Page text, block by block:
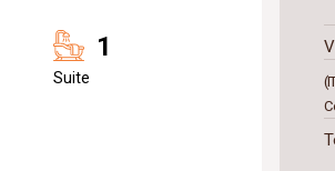
1
Suite